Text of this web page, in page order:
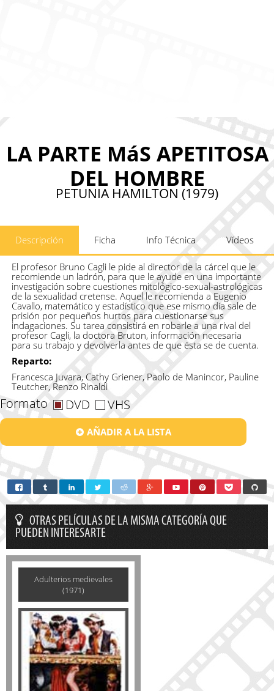
LA PARTE MáS APETITOSA
DEL HOMBRE
PETUNIA HAMILTON (1979)
Descripción Ficha Info Técnica Vídeos
El profesor Bruno Cagli le pide al director de la cárcel que le
recomiende un ladrón, para que le ayude en una importante
investigación sobre cuestiones mitológico-sexual-astrológicas
de la sexualidad cretense. Aquel le recomienda a Eugenio
Cavallo, matemático y estadístico que ese mismo día sale de
prisión por pequeños hurtos para cuestionarse sus
indagaciones. Su tarea consistirá en robarle a una rival del
profesor Cagli, la doctora Bruton, información necesaria
para su trabajo y devolverla antes de que ésta se de cuenta.
Reparto:
Francesca Juvara, Cathy Griener, Paolo de Manincor, Pauline
Teutcher, Renzo Rinaldi
Formato DVD VHS
AÑADIR A LA LISTA
OTRAS PELÍCULAS DE LA MISMA CATEGORÍA QUE
PUEDEN INTERESARTE
Adulterios medievales
(1971)